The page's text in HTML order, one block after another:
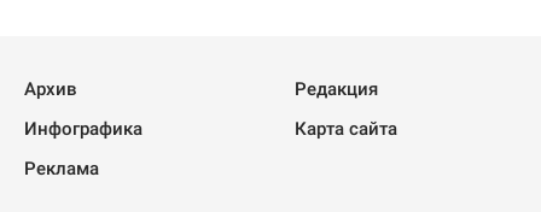
Архив
Редакция
Инфографика
Карта сайта
Реклама